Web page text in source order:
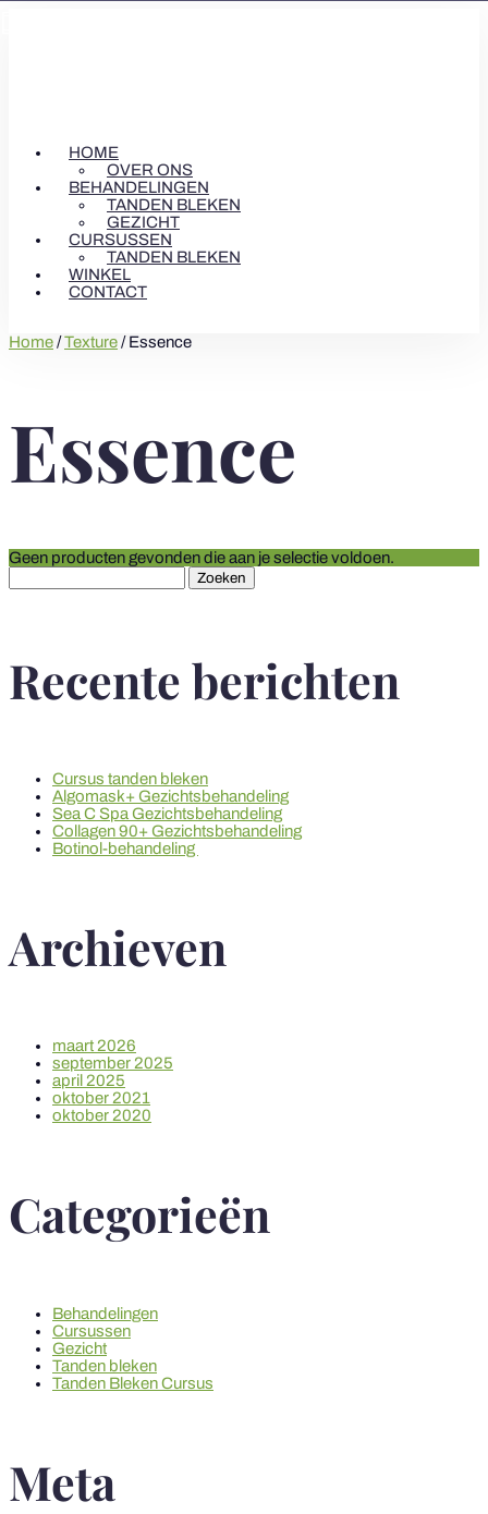
HOME
OVER ONS
BEHANDELINGEN
TANDEN BLEKEN
GEZICHT
CURSUSSEN
TANDEN BLEKEN
WINKEL
CONTACT
Home/Texture/ Essence
Essence
Geen producten gevonden die aan je selectie voldoen.
naar:
Recente berichten
Cursus tanden bleken
Algomask+ Gezichtsbehandeling
Sea C Spa Gezichtsbehandeling
Collagen 90+ Gezichtsbehandeling
Botinol-behandeling
Archieven
maart 2026
september 2025
april 2025
oktober 2021
oktober 2020
Categorieën
Behandelingen
Cursussen
Gezicht
Tanden bleken
Tanden Bleken Cursus
Meta